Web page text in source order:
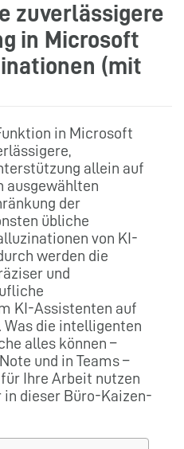
zuverlässigere
in Microsoft
(mit
in Microsoft
allein auf
ausgewählten
der
übliche
von KI-
werden die
und
KI-Assistenten auf
Was die intelligenten
alles können –
und in Teams –
Ihre Arbeit nutzen
in dieser Büro-Kaizen-